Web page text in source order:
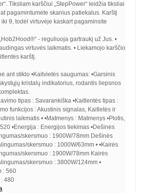
Tiksliam karščiui „StepPower“ leidžia tiksliai
pagamintumėte skanius patiekalus. Karštį
9, todėl virtuvėje kaskart pagaminsite
- reguliuoja gartraukį už Jus. •
virtuvės laikmatis. • Liekamojo karščio
karštį.
ant stiklo •Kaitvietės saugumas: •Garsinis
kristalų indikatorius, rodantis liepsnos
tipas : Savarankiška •Kaitlentės tipas :
funkcijos : Akustinis signalas, Kaitletės ir
laikmatis • •Matmenys : Matmenys •Plotis,
•Energija : Energijos tiekimas •Dešinės
skersmuo : 1900W/78mm Dešinės
skersmuo : 1000W/63mm • •Kairės
skersmuo : 1900W/78mm Kairės
skersmuo : 3800W/124mm •
: 560
480